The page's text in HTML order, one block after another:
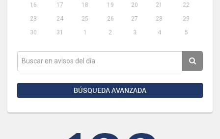
16
17 18 19 20 21
22
23
24 25 26 27 28
29
30
31 1 2 3 4 5
BÚSQUEDA AVANZADA